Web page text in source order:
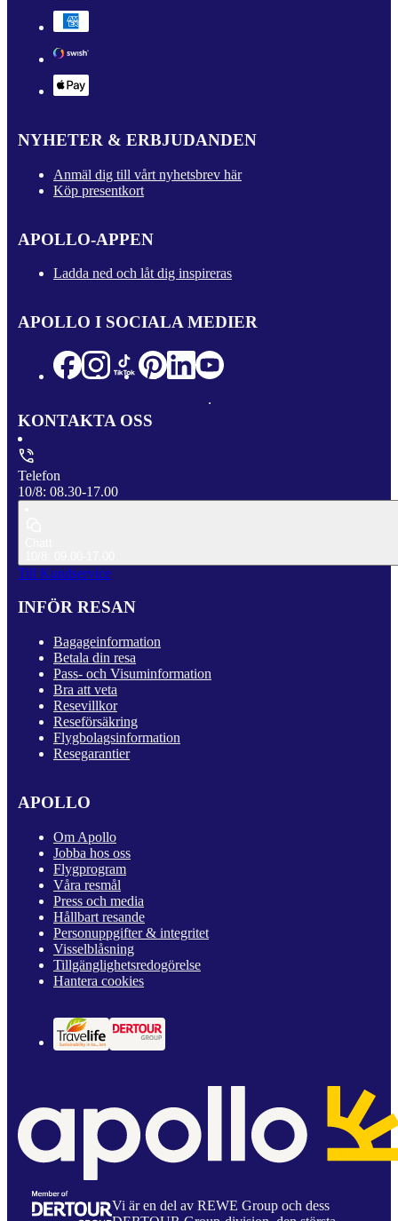
NYHETER & ERBJUDANDEN
Anmäl dig till vårt nyhetsbrev här
Köp presentkort
APOLLO-APPEN
Ladda ned och låt dig inspireras
APOLLO I SOCIALA MEDIER
KONTAKTA OSS
Telefon
10/8: 08.30-17.00
Till Kundservice
INFÖR RESAN
Bagageinformation
Betala din resa
Pass- och Visuminformation
Bra att veta
Resevillkor
Reseförsäkring
Flygbolagsinformation
Resegarantier
APOLLO
Om Apollo
Jobba hos oss
Flygprogram
Våra resmål
Press och media
Hållbart resande
Personuppgifter & integritet
Visselblåsning
Tillgänglighetsredogörelse
Hantera cookies
Vi är en del av REWE Group och dess